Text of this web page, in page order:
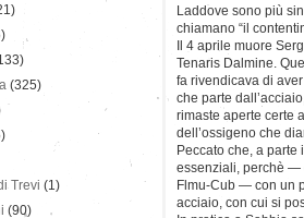
Laddove sono più
chiamano “il
Il 4 aprile muore
Tenaris Dalmine.
fa rivendicava di
che parte
rimaste aperte certe
dell’ossigeno che
Peccato che, a
essenziali, perchè —
Flmu-Cub — con un
acciaio, con cui si
(325)
Trevi (1)
(90)